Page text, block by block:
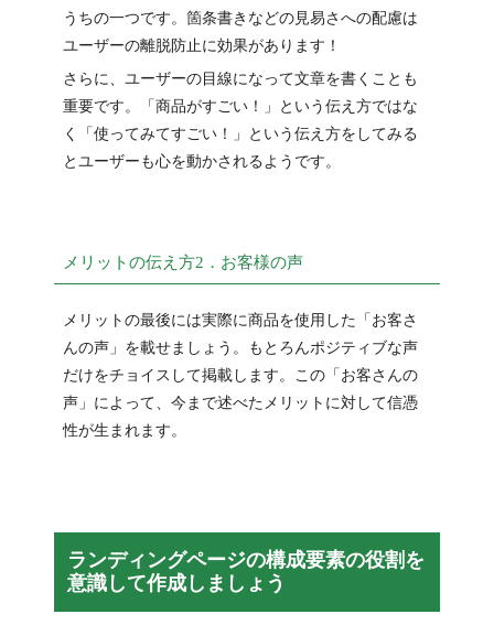
うちの一つです。箇条書きなどの見易さへの配慮は
ユーザーの離脱防止に効果があります！
さらに、ユーザーの目線になって文章を書くことも
重要です。「商品がすごい！」という伝え方ではな
く「使ってみてすごい！」という伝え方をしてみる
とユーザーも心を動かされるようです。
メリットの伝え方2．お客様の声
メリットの最後には実際に商品を使用した「お客さ
んの声」を載せましょう。もとろんポジティブな声
だけをチョイスして掲載します。この「お客さんの
声」によって、今まで述べたメリットに対して信憑
性が生まれます。
ランディングページの構成要素の役割を
意識して作成しましょう